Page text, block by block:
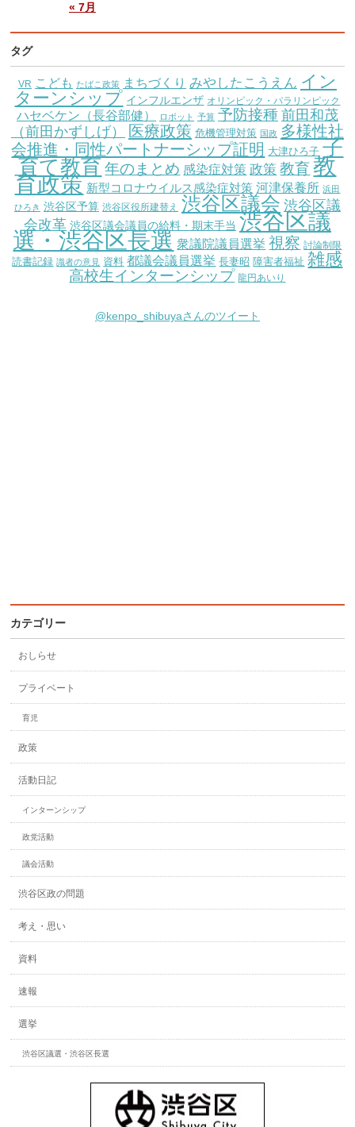
« 7月
タグ
VR こども たばこ政策 まちづくり みやしたこうえん イン
ターンシップ インフルエンザ オリンピック・パラリンピック
ハセベケン（長谷部健） ロボット 予算 予防接種 前田和茂
（前田かずしげ）
医療政策 危機管理対策 国政 多様性社
会推進・同性パートナーシップ証明 大津ひろ子 子
育て教育 年のまとめ 感染症対策 政策 教育 教
育政策 新型コロナウイルス感染症対策 河津保養所 浜田
ひろき 渋谷区予算 渋谷区役所建替え 渋谷区議会 渋谷区議
会改革 渋谷区議会議員の給料・期末手当 渋谷区議
選・渋谷区長選 衆議院議員選挙 視察 討論制限
読書記録 識者の意見 資料 都議会議員選挙 長妻昭 障害者福祉 雑感
高校生インターンシップ 龍円あいり
@kenpo_shibuyaさんのツイート
カテゴリー
おしらせ
プライベート
育児
政策
活動日記
インターンシップ
政党活動
議会活動
渋谷区政の問題
考え・思い
資料
速報
選挙
渋谷区議選・渋谷区長選